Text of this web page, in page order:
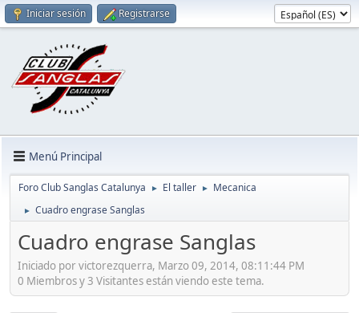
Iniciar sesión Registrarse
Menú Principal
Foro Club Sanglas Catalunya ► El taller ► Mecanica
► Cuadro engrase Sanglas
Cuadro engrase Sanglas
Iniciado por victorezquerra, Marzo 09, 2014, 08:11:44 PM
0 Miembros y 3 Visitantes están viendo este tema.